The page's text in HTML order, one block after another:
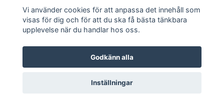
Sociala medier
© 2026 Dryckeskompaniet i Vellinge
Vi använder cookies för att anpassa det innehåll som
visas för dig och för att du ska få bästa tänkbara
upplevelse när du handlar hos oss.
Godkänn alla
Inställningar